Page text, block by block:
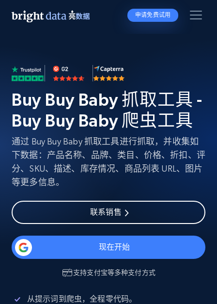
申请免费试用
Buy Buy Baby 抓取工具 -
Buy Buy Baby 爬虫工具
通过 Buy Buy Baby 抓取工具进行抓取，并收集如
下数据：产品名称、品牌、类目、价格、折扣、评
分、SKU、描述、库存情况、商品列表 URL、图片
等更多信息。
联系销售
现在开始
支持支付宝等多种支付方式
从提示词到爬虫，全程零代码。